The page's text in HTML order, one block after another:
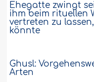
Ehegatte zwingt
ihm beim rituellen
vertreten zu
könnte
Ghusl:
Arten